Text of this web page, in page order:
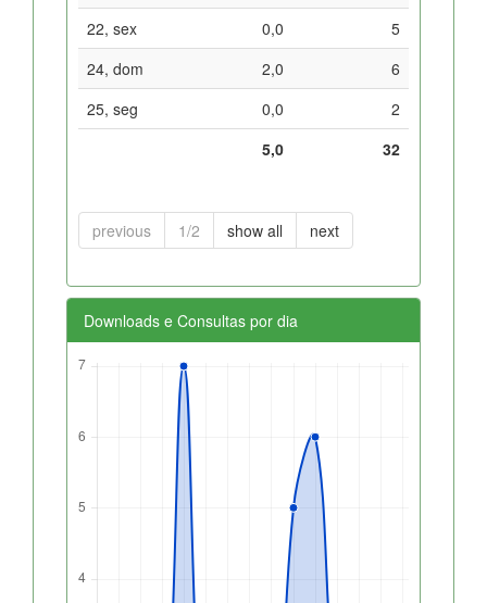
22, sex
0,0
5
24, dom
2,0
6
25, seg
0,0
2
5,0
32
previous 1/2 show all next
Downloads e Consultas por dia